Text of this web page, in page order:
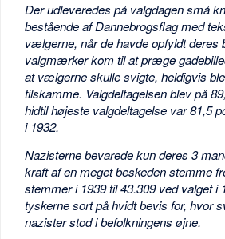
Der udleveredes på valgdagen små
bestående af Dannebrogsflag med
vælgerne, når de havde opfyldt deres
valgmærker kom til at præge
at vælgerne skulle svigte, heldigvis
tilskamme. Valgdeltagelsen blev på
hidtil højeste valgdeltagelse var 81,5
i 1932.
Nazisterne bevarede kun deres 3
kraft af en meget beskeden stemme
stemmer i 1939 til 43.309 ved valget i
tyskerne sort på hvidt bevis for, hvor
nazister stod i befolkningens øjne.